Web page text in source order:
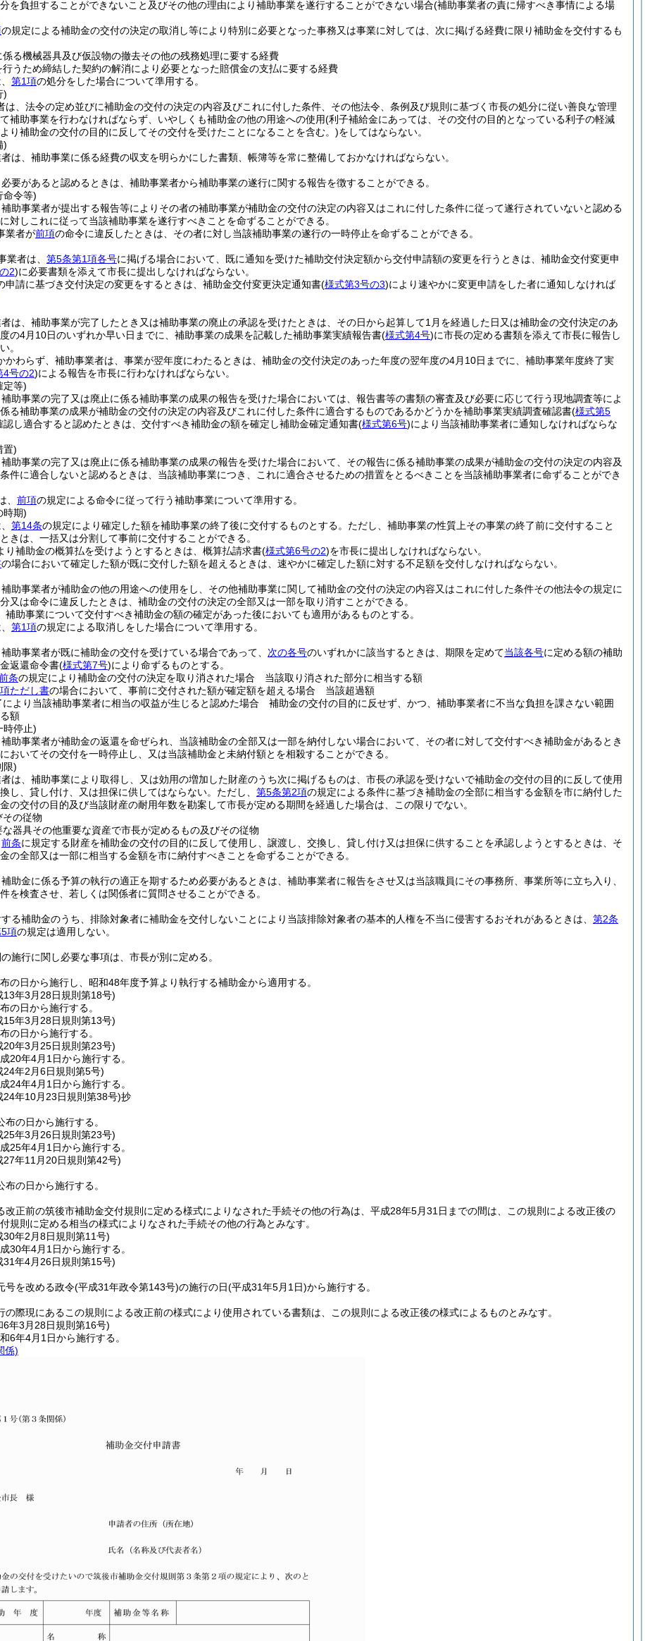
を負担することができないこと及びその他の理由により補助事業を遂行することができない場合(補助事業者の責に帰すべき事情による場
の規定による補助金の交付の決定の取消し等により特別に必要となった事務又は事業に対しては、次に掲げる経費に限り補助金を交付するも
係る機械器具及び仮設物の撤去その他の残務処理に要する経費
行うため締結した契約の解消により必要となった賠償金の支払に要する経費
第1項の処分をした場合について準用する。
)
は、法令の定め並びに補助金の交付の決定の内容及びこれに付した条件、その他法令、条例及び規則に基づく市長の処分に従い善良な管理
補助事業を行わなければならず、いやしくも補助金の他の用途への使用(利子補給金にあっては、その交付の目的となっている利子の軽減
り補助金の交付の目的に反してその交付を受けたことになることを含む。)をしてはならない。
)
は、補助事業に係る経費の収支を明らかにした書類、帳簿等を常に整備しておかなければならない。
要があると認めるときは、補助事業者から補助事業の遂行に関する報告を徴することができる。
命令等)
助事業者が提出する報告等によりその者の補助事業が補助金の交付の決定の内容又はこれに付した条件に従って遂行されていないと認める
対しこれに従って当該補助事業を遂行すべきことを命ずることができる。
業者が前項の命令に違反したときは、その者に対し当該補助事業の遂行の一時停止を命ずることができる。
業者は、 第5条第1項各号に掲げる場合において、既に通知を受けた補助交付決定額から交付申請額の変更を行うときは、補助金交付変更申
2)に必要書類を添えて市長に提出しなければならない。
申請に基づき交付決定の変更をするときは、補助金交付変更決定通知書(様式第3号の3)により速やかに変更申請をした者に通知しなければ
は、補助事業が完了したとき又は補助事業の廃止の承認を受けたときは、その日から起算して1月を経過した日又は補助金の交付決定のあ
の4月10日のいずれか早い日までに、補助事業の成果を記載した補助事業実績報告書(様式第4号)に市長の定める書類を添えて市長に報告し
。
かわらず、補助事業者は、事業が翌年度にわたるときは、補助金の交付決定のあった年度の翌年度の4月10日までに、補助事業年度終了実
4号の2)による報告を市長に行わなければならない。
定等)
助事業の完了又は廃止に係る補助事業の成果の報告を受けた場合においては、報告書等の書類の審査及び必要に応じて行う現地調査等によ
る補助事業の成果が補助金の交付の決定の内容及びこれに付した条件に適合するものであるかどうかを補助事業実績調査確認書(様式第5
認し適合すると認めたときは、交付すべき補助金の額を確定し補助金確定通知書(様式第6号)により当該補助事業者に通知しなければならな
置)
助事業の完了又は廃止に係る補助事業の成果の報告を受けた場合において、その報告に係る補助事業の成果が補助金の交付の決定の内容及
件に適合しないと認めるときは、当該補助事業につき、これに適合させるための措置をとるべきことを当該補助事業者に命ずることができ
、 前項の規定による命令に従って行う補助事業について準用する。
時期)
第14条の規定により確定した額を補助事業の終了後に交付するものとする。 ただし、補助事業の性質上その事業の終了前に交付すること
きは、一括又は分割して事前に交付することができる。
り補助金の概算払を受けようとするときは、概算払請求書(様式第6号の2)を市長に提出しなければならない。
の場合において確定した額が既に交付した額を超えるときは、速やかに確定した額に対する不足額を交付しなければならない。
助事業者が補助金の他の用途への使用をし、その他補助事業に関して補助金の交付の決定の内容又はこれに付した条件その他法令の規定に
又は命令に違反したときは、補助金の交付の決定の全部又は一部を取り消すことができる。
補助事業について交付すべき補助金の額の確定があった後においても適用があるものとする。
第1項の規定による取消しをした場合について準用する。
助事業者が既に補助金の交付を受けている場合であって、 次の各号のいずれかに該当するときは、期限を定めて当該各号に定める額の補助
返還命令書(様式第7号)により命ずるものとする。
条の規定により補助金の交付の決定を取り消された場合 当該取り消された部分に相当する額
ただし書の場合において、事前に交付された額が確定額を超える場合 当該超過額
により当該補助事業者に相当の収益が生じると認めた場合 補助金の交付の目的に反せず、かつ、補助事業者に不当な負担を課さない範囲
額
時停止)
助事業者が補助金の返還を命ぜられ、当該補助金の全部又は一部を納付しない場合において、その者に対して交付すべき補助金があるとき
おいてその交付を一時停止し、又は当該補助金と未納付額とを相殺することができる。
限)
は、補助事業により取得し、又は効用の増加した財産のうち次に掲げるものは、市長の承認を受けないで補助金の交付の目的に反して使用
し、貸し付け、又は担保に供してはならない。 ただし、 第5条第2項の規定による条件に基づき補助金の全部に相当する金額を市に納付した
の交付の目的及び当該財産の耐用年数を勘案して市長が定める期間を経過した場合は、この限りでない。
の従物
器具その他重要な資産で市長が定めるもの及びその従物
前条に規定する財産を補助金の交付の目的に反して使用し、譲渡し、交換し、貸し付け又は担保に供することを承認しようとするときは、そ
の全部又は一部に相当する金額を市に納付すべきことを命ずることができる。
助金に係る予算の執行の適正を期するため必要があるときは、補助事業者に報告をさせ又は当該職員にその事務所、事業所等に立ち入り、
を検査させ、若しくは関係者に質問させることができる。
る補助金のうち、排除対象者に補助金を交付しないことにより当該排除対象者の基本的人権を不当に侵害するおそれがあるときは、 第2条
項の規定は適用しない。
施行に関し必要な事項は、市長が別に定める。
の日から施行し、昭和48年度予算より執行する補助金から適用する。
13年3月28日規則第18号)
の日から施行する。
15年3月28日規則第13号)
の日から施行する。
20年3月25日規則第23号)
20年4月1日から施行する。
24年2月6日規則第5号)
24年4月1日から施行する。
24年10月23日規則第38号)抄
布の日から施行する。
25年3月26日規則第23号)
25年4月1日から施行する。
27年11月20日規則第42号)
布の日から施行する。
改正前の筑後市補助金交付規則に定める様式によりなされた手続その他の行為は、平成28年5月31日までの間は、この規則による改正後の
規則に定める相当の様式によりなされた手続その他の行為とみなす。
30年2月8日規則第11号)
30年4月1日から施行する。
31年4月26日規則第15号)
号を改める政令(平成31年政令第143号)の施行の日(平成31年5月1日)から施行する。
の際現にあるこの規則による改正前の様式により使用されている書類は、この規則による改正後の様式によるものとみなす。
6年3月28日規則第16号)
6年4月1日から施行する。
係)